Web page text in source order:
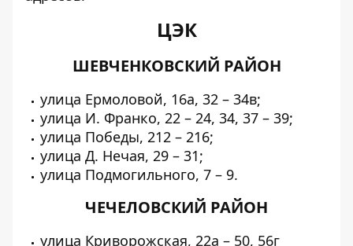
ЦЭК
ШЕВЧЕНКОВСКИЙ РАЙОН
улица Ермоловой, 16а, 32 – 34в;
улица И. Франко, 22 – 24, 34, 37 – 39;
улица Победы, 212 – 216;
улица Д. Нечая, 29 – 31;
улица Подмогильного, 7 – 9.
ЧЕЧЕЛОВСКИЙ РАЙОН
улица Криворожская, 22а – 50, 56г